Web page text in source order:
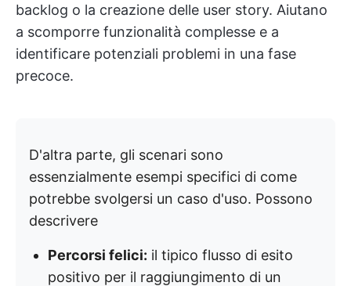
backlog o la creazione delle user story. Aiutano
a scomporre funzionalità complesse e a
identificare potenziali problemi in una fase
precoce.
D'altra parte, gli scenari sono
essenzialmente esempi specifici di come
potrebbe svolgersi un caso d'uso. Possono
descrivere
Percorsi felici: il tipico flusso di esito
positivo per il raggiungimento di un